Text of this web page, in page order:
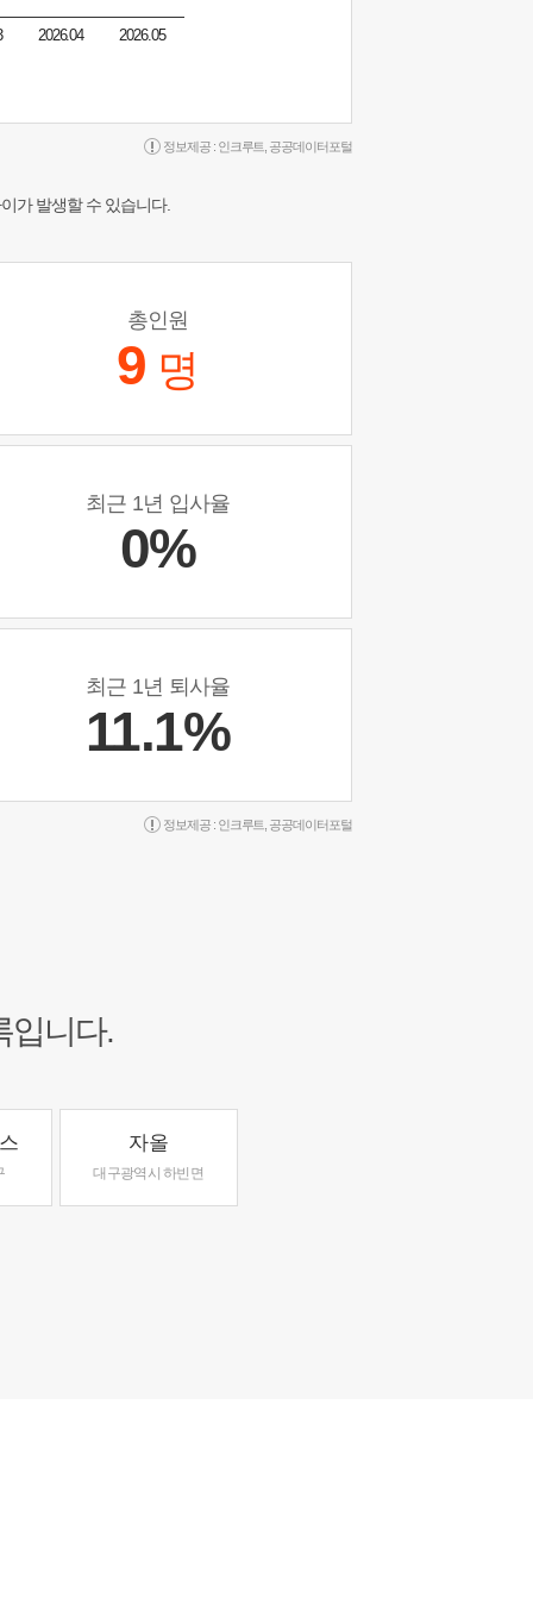
2026.04 2026.05
정보제공 : 인크루트 공공데이터포털
가 발생할 수 있습니다.
총인원
9 명
최근 1년 입사율
0%
최근 1년 퇴사율
11.1%
정보제공 : 인크루트 공공데이터포털
입니다.
자올
대구광역시 하빈면